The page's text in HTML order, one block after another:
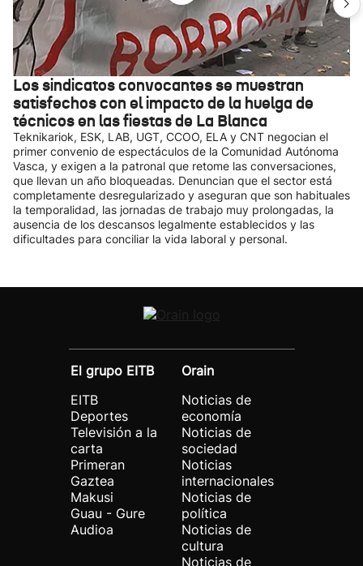
Los sindicatos convocantes se muestran
satisfechos con el impacto de la huelga de
técnicos en las fiestas de La Blanca
Teknikariok, ESK, LAB, UGT, CCOO, ELA y CNT negocian el
primer convenio de espectáculos de la Comunidad Autónoma
Vasca, y exigen a la patronal que retome las conversaciones,
que llevan un año bloqueadas. Denuncian que el sector está
completamente desregularizado y aseguran que son habituales
la temporalidad, las jornadas de trabajo muy prolongadas, la
ausencia de los descansos legalmente establecidos y las
dificultades para conciliar la vida laboral y personal.
El grupo EITB
EITB
Deportes
Televisión a la
carta
Primeran
Gaztea
Makusi
Guau - Gure
Audioa
Orain
Noticias de
economía
Noticias de
sociedad
Noticias
internacionales
Noticias de
política
Noticias de
cultura
Noticias de